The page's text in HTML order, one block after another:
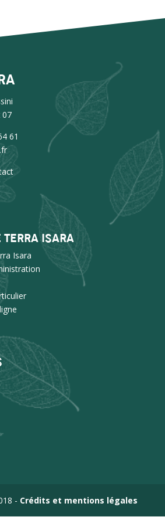
07
61
TERRA ISARA
Isara
- Crédits et mentions légales